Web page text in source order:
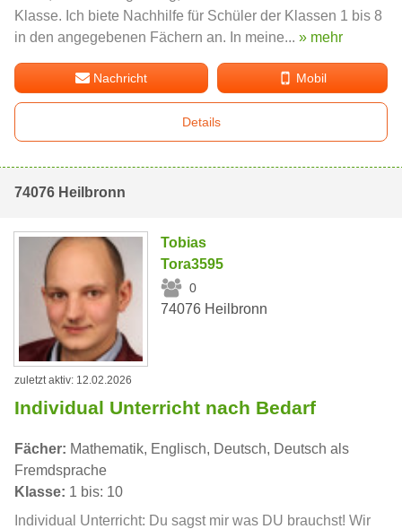
Klasse. Ich biete Nachhilfe für Schüler der Klassen 1 bis 8
in den angegebenen Fächern an. In meine... » mehr
Nachricht Mobil
Details
74076 Heilbronn
Tobias
Tora3595
0
74076 Heilbronn
zuletzt aktiv: 12.02.2026
Individual Unterricht nach Bedarf
Fächer: Mathematik, Englisch, Deutsch, Deutsch als
Fremdsprache
Klasse: 1 bis: 10
Individual Unterricht: Du sagst mir was DU brauchst! Wir